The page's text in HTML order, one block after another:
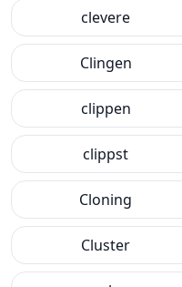
clevere
Clingen
clippen
clippst
Cloning
Cluster